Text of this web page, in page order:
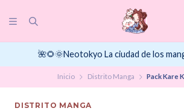
🌺🌻🌞Neotokyo La ciudad de los
Inicio Distrito Manga Pack Kare
DISTRITO MANGA